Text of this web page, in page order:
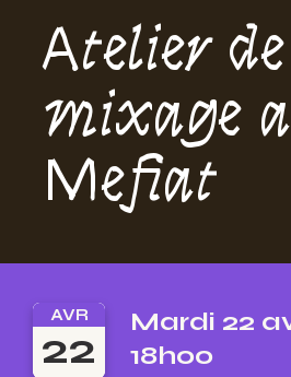
Atelier de
mixage
Mefiat
AVR
22
Mardi 22
18h00